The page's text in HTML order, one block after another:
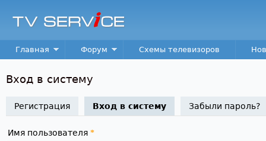
TV
Service
Main menu
Главная Форум Схемы телевизоров
Вход в систему
Регистрация Вход в систему(активная вкладка)
Забыли пароль?
Имя пользователя *